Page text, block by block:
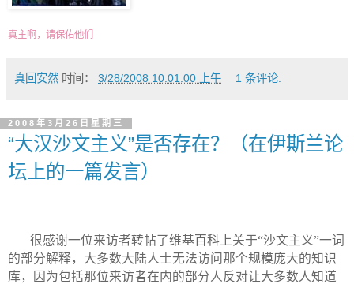
真主啊，请保佑他们
真回安然 时间： 3/28/2008 10:01:00 上午 1 条评论:
2008年3月26日星期三
“大汉沙文主义”是否存在？（在伊斯兰论
坛上的一篇发言）
很感谢一位来访者转帖了维基百科上关于“沙文主义”一词
的部分解释，大多数大陆人士无法访问那个规模庞大的知识
库，因为包括那位来访者在内的部分人反对让大多数人知道